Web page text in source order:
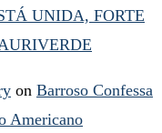
UNIDA, FORTE
on Barroso Confessa
Americano